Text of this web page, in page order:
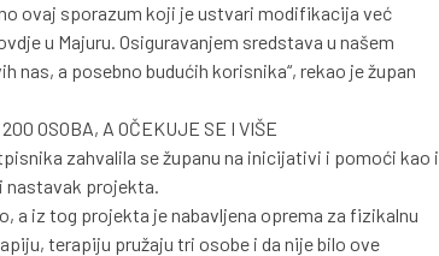
ovaj sporazum koji je ustvari modifikacija već
u Majuru. Osiguravanjem sredstava u našem
a posebno budućih korisnika“, rekao je župan
OSOBA, A OČEKUJE SE I VIŠE
zahvalila se županu na inicijativi i pomoći kao i
nastavak projekta.
a iz tog projekta je nabavljena oprema za fizikalnu
terapiju pružaju tri osobe i da nije bilo ove